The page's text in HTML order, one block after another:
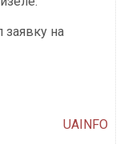
заявку на
UAINFO